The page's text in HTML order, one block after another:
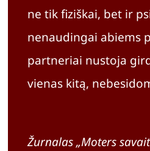
ne tik fiziškai, bet ir
nenaudingai abiems
partneriai nustoja
vienas kitą,
Žurnalas „Moters